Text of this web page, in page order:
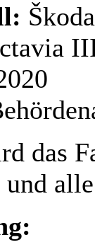
Škoda
das